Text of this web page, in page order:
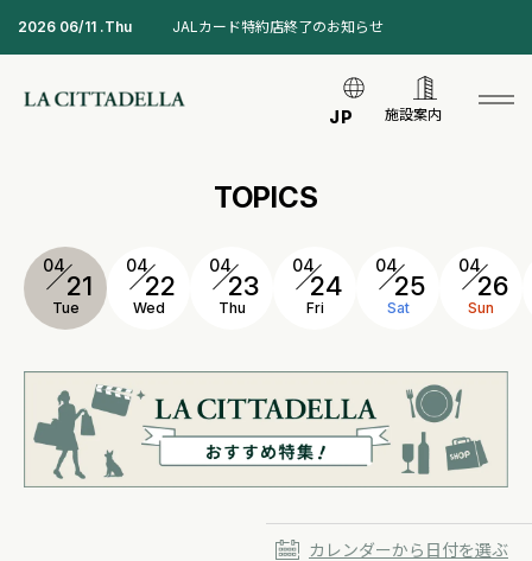
2026 06/11 .Thu JALカード特約店終了のお知らせ
JP 施設案内
TOPICS
04
21
Tue
04
22
Wed
04
23
Thu
04
24
Fri
04
25
Sat
04
26
Sun
カレンダーから日付を選ぶ